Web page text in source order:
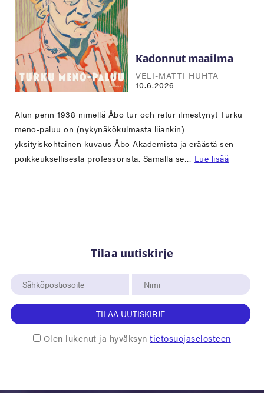
Kadonnut maailma
VELI-MATTI HUHTA
10.6.2026
Alun perin 1938 nimellä Åbo tur och retur ilmestynyt Turku
meno-paluu on (nykynäkökulmasta liiankin)
yksityiskohtainen kuvaus Åbo Akademista ja eräästä sen
poikkeuksellisesta professorista. Samalla se… Lue lisää
Tilaa uutiskirje
TILAA UUTISKIRJE
Olen lukenut ja hyväksyntietosuojaselosteen